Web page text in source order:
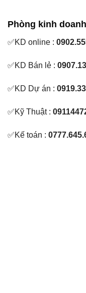
Phòng kinh
✅KD online :
✅KD Bán lẻ :
✅KD Dự án :
✅Kỹ Thuật :
✅Kế toán :